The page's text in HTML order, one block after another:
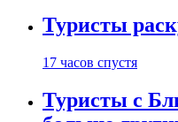
Туристы
17 часов спустя
Туристы с